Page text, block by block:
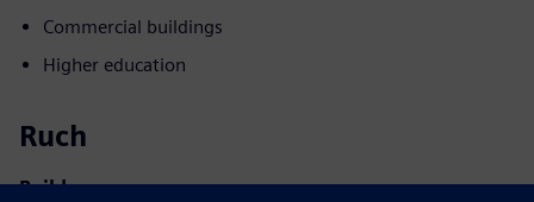
Commercial buildings
Higher education
Ruch
Build